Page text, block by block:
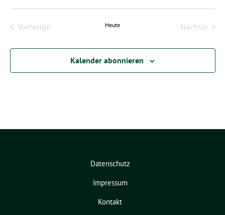
Datum
Vorherige
Heute
Nächste
Kalender abonnieren
Datenschutz
Impressum
Kontakt